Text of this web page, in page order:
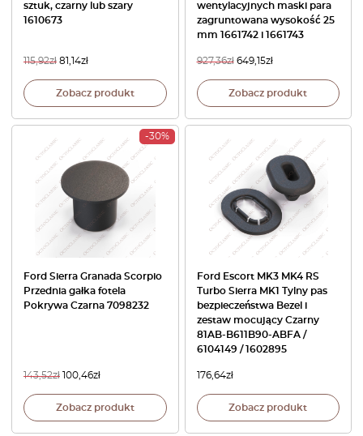
sztuk, czarny lub szary
1610673
115,92zł 81,14zł
Zobacz produkt
wentylacyjnych maski para
zagruntowana wysokość 25
mm 1661742 i 1661743
927,36zł 649,15zł
Zobacz produkt
-30%
Ford Sierra Granada Scorpio
Przednia gałka fotela
Pokrywa Czarna 7098232
143,52zł 100,46zł
Zobacz produkt
Ford Escort MK3 MK4 RS
Turbo Sierra MK1 Tylny pas
bezpieczeństwa Bezel i
zestaw mocujący Czarny
81AB-B611B90-ABFA /
6104149 / 1602895
176,64zł
Zobacz produkt